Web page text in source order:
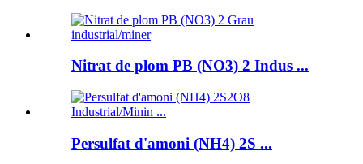
Nitrat de plom PB (NO3) 2 Indus ...
Persulfat d'amoni (NH4) 2S ...